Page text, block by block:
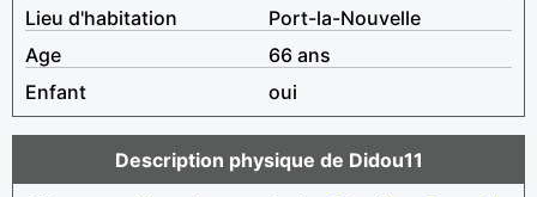
Lieu d'habitation
Port-la-Nouvelle
Age
66 ans
Enfant
oui
Description physique de Didou11